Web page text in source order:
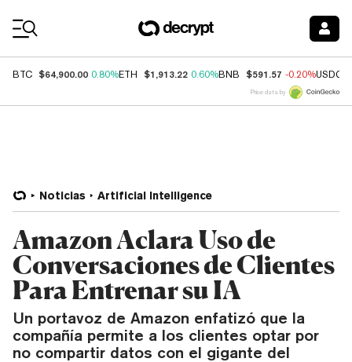
BTC $64,900.00 0.80%ETH $1,913.22 0.60%BNB $591.57 -0.20%USDC
Price data by
Noticias Artificial Intelligence
Amazon Aclara Uso de
Conversaciones de Clientes
Para Entrenar su IA
Un portavoz de Amazon enfatizó que la
compañía permite a los clientes optar por
no compartir datos con el gigante del